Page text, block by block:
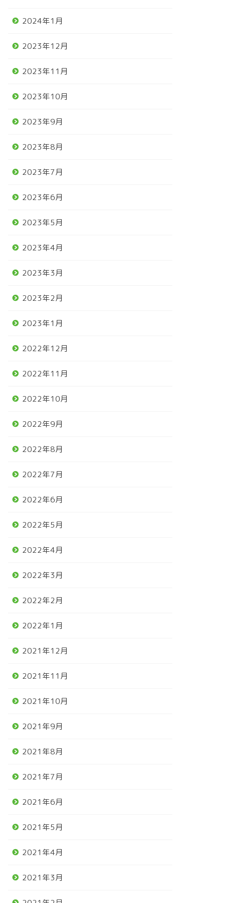
2024年1月
2023年12月
2023年11月
2023年10月
2023年9月
2023年8月
2023年7月
2023年6月
2023年5月
2023年4月
2023年3月
2023年2月
2023年1月
2022年12月
2022年11月
2022年10月
2022年9月
2022年8月
2022年7月
2022年6月
2022年5月
2022年4月
2022年3月
2022年2月
2022年1月
2021年12月
2021年11月
2021年10月
2021年9月
2021年8月
2021年7月
2021年6月
2021年5月
2021年4月
2021年3月